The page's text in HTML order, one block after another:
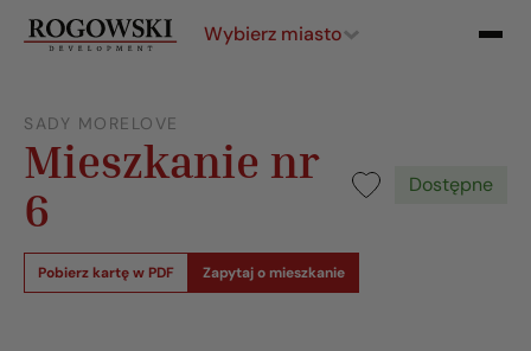
Wybierz miasto
SADY MORELOVE
Mieszkanie nr
6
Dostępne
Pobierz kartę w PDF Zapytaj o mieszkanie